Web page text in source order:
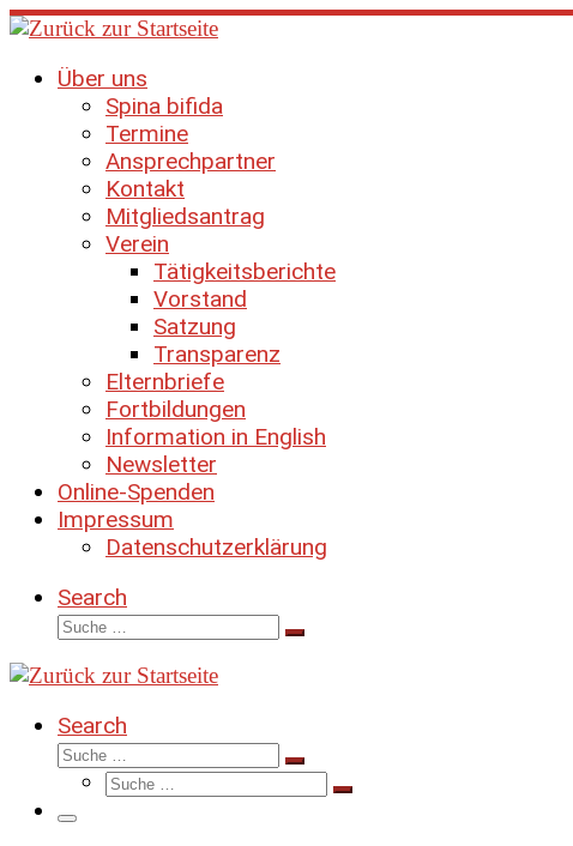
Zum
springenÜber uns
Spina bifida
Termine
Ansprechpartner
Kontakt
Mitgliedsantrag
Verein
Tätigkeitsberichte
Vorstand
Satzung
Transparenz
Elternbriefe
Fortbildungen
Information in English
Newsletter
Online-Spenden
Impressum
Datenschutzerklärung
Search
Suche
Suche
Search
Suche
Suche
Suche
Suche
Menü